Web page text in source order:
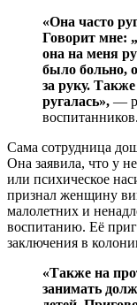
«Она часто
Говорит мне:
она на меня
было больно,
за руку.
ругалась», —
воспитанников.
Сама сотрудница
Она заявила, что у
или психическое
признал женщину
малолетних и
воспитанию. Её
заключения в
«Также на
занимать